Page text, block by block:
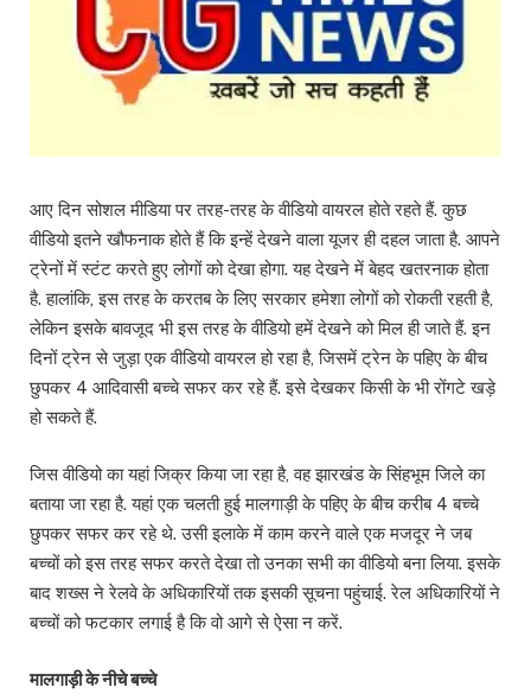
आए दिन सोशल मीडिया पर तरह-तरह के वीडियो वायरल होते रहते हैं. कुछ
वीडियो इतने खौफनाक होते हैं कि इन्हें देखने वाला यूजर ही दहल जाता है. आपने
ट्रेनों में स्टंट करते हुए लोगों को देखा होगा. यह देखने में बेहद खतरनाक होता
है. हालांकि, इस तरह के करतब के लिए सरकार हमेशा लोगों को रोकती रहती है,
लेकिन इसके बावजूद भी इस तरह के वीडियो हमें देखने को मिल ही जाते हैं. इन
दिनों ट्रेन से जुड़ा एक वीडियो वायरल हो रहा है, जिसमें ट्रेन के पहिए के बीच
छुपकर 4 आदिवासी बच्चे सफर कर रहे हैं. इसे देखकर किसी के भी रोंगटे खड़े
हो सकते हैं.
जिस वीडियो का यहां जिक्र किया जा रहा है, वह झारखंड के सिंहभूम जिले का
बताया जा रहा है. यहां एक चलती हुई मालगाड़ी के पहिए के बीच करीब 4 बच्चे
छुपकर सफर कर रहे थे. उसी इलाके में काम करने वाले एक मजदूर ने जब
बच्चों को इस तरह सफर करते देखा तो उनका सभी का वीडियो बना लिया. इसके
बाद शख्स ने रेलवे के अधिकारियों तक इसकी सूचना पहुंचाई. रेल अधिकारियों ने
बच्चों को फटकार लगाई है कि वो आगे से ऐसा न करें.
मालगाड़ी के नीचे बच्चे